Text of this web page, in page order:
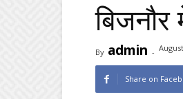
By admin -
Share on